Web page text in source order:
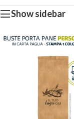
Show sidebar